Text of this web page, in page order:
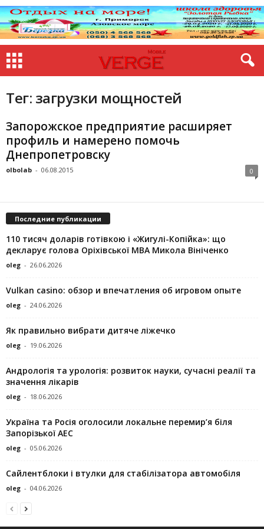
Тег: загрузки мощностей
Запорожское предприятие расширяет
профиль и намерено помочь
Днепропетровску
olbolab - 06.08.2015 0
Последние публикации
110 тисяч доларів готівкою і «Жигулі-Копійка»: що
декларує голова Оріхівської МВА Микола Вініченко
oleg - 26.06.2026
Vulkan casino: обзор и впечатления об игровом опыте
oleg - 24.06.2026
Як правильно вибрати дитяче ліжечко
oleg - 19.06.2026
Андрологія та урологія: розвиток науки, сучасні реалії та
значення лікарів
oleg - 18.06.2026
Україна та Росія оголосили локальне перемир’я біля
Запорізької АЕС
oleg - 05.06.2026
Сайлентблоки і втулки для стабілізатора автомобіля
oleg - 04.06.2026